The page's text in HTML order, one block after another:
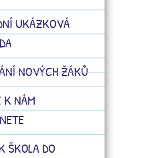
UKÁZKOVÁ
NOVÝCH ŽÁKŮ
K NÁM
ŠKOLA DO